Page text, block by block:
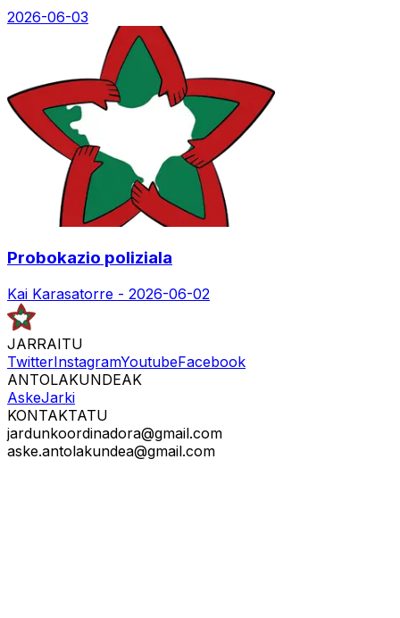
2026-06-03
Probokazio poliziala
Kai Karasatorre - 2026-06-02
JARRAITU
TwitterInstagramYoutubeFacebook
ANTOLAKUNDEAK
AskeJarki
KONTAKTATU
jardunkoordinadora@gmail.com
aske.antolakundea@gmail.com